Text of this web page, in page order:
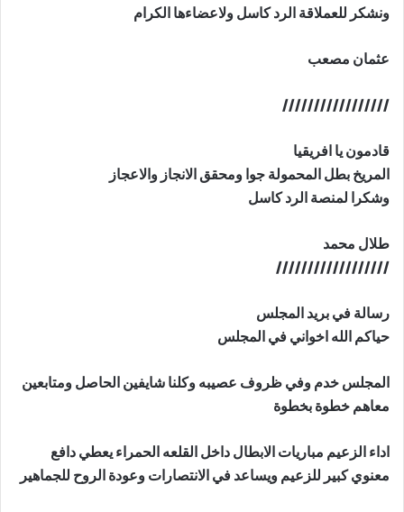
ونشكر للعملاقة الرد كاسل ولاعضاءها الكرام
عثمان مصعب
/////////////////
قادمون يا افريقيا
المريخ بطل المحمولة جوا ومحقق الانجاز والاعجاز
وشكرا لمنصة الرد كاسل
طلال محمد
//////////////////
رسالة في بريد المجلس
حياكم الله اخواني في المجلس
المجلس خدم وفي ظروف عصيبه وكلنا شايفين الحاصل ومتابعين
معاهم خطوة بخطوة
اداء الزعيم مباريات الابطال داخل القلعه الحمراء يعطي دافع
معنوي كبير للزعيم ويساعد في الانتصارات وعودة الروح للجماهير